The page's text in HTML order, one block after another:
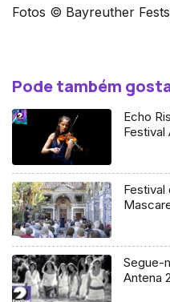
Fotos © Bayreuther
Pode também
Echo
Festival
Festival
Segue-
Antena